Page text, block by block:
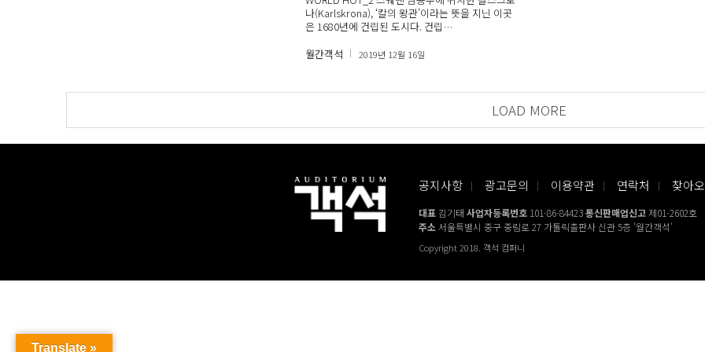
나(Karlskrona), ‘칼의 왕관’이라는 뜻을 지닌 이곳
은 1680년에 건립된 도시다. 건립…
월간객석
2019년 12월 16일
LOAD MORE
공지사항 광고문의 이용약관 연락처 찾아
대표김기태 사업자등록번호 101-86-84423통신판매업신고제01-2602호
주소서울특별시 중구 중림로 27 가톨릭출판사 신관 5층 '월간객석'
Copyright 2018. 객석 컴퍼니
Translate »